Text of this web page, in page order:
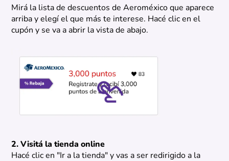
Mirá la lista de descuentos de Aeroméxico que aparece
arriba y elegí el que más te interese. Hacé clic en el
cupón y se va a abrir la vista de abajo.
2. Visitá la tienda online
Hacé clic en "Ir a la tienda" y vas a ser redirigido a la